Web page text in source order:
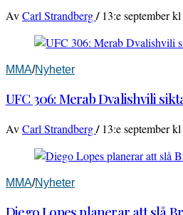
AvCarl Strandberg/ 13:e september
MMA/Nyheter
UFC 306: Merab Dvalishvili
AvCarl Strandberg/ 13:e september
MMA/Nyheter